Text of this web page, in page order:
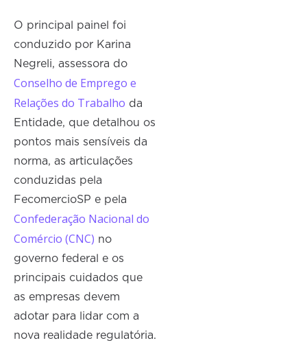
O principal painel foi
conduzido por Karina
Negreli, assessora do
Conselho de Emprego e
Relações do Trabalho da
Entidade, que detalhou os
pontos mais sensíveis da
norma, as articulações
conduzidas pela
FecomercioSP e pela
Confederação Nacional do
Comércio (CNC) no
governo federal e os
principais cuidados que
as empresas devem
adotar para lidar com a
nova realidade regulatória.